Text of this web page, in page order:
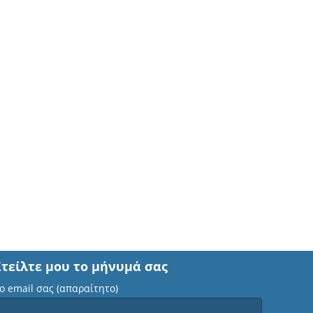
μου το μήνυμά σας
email σας (απαραίτητο)